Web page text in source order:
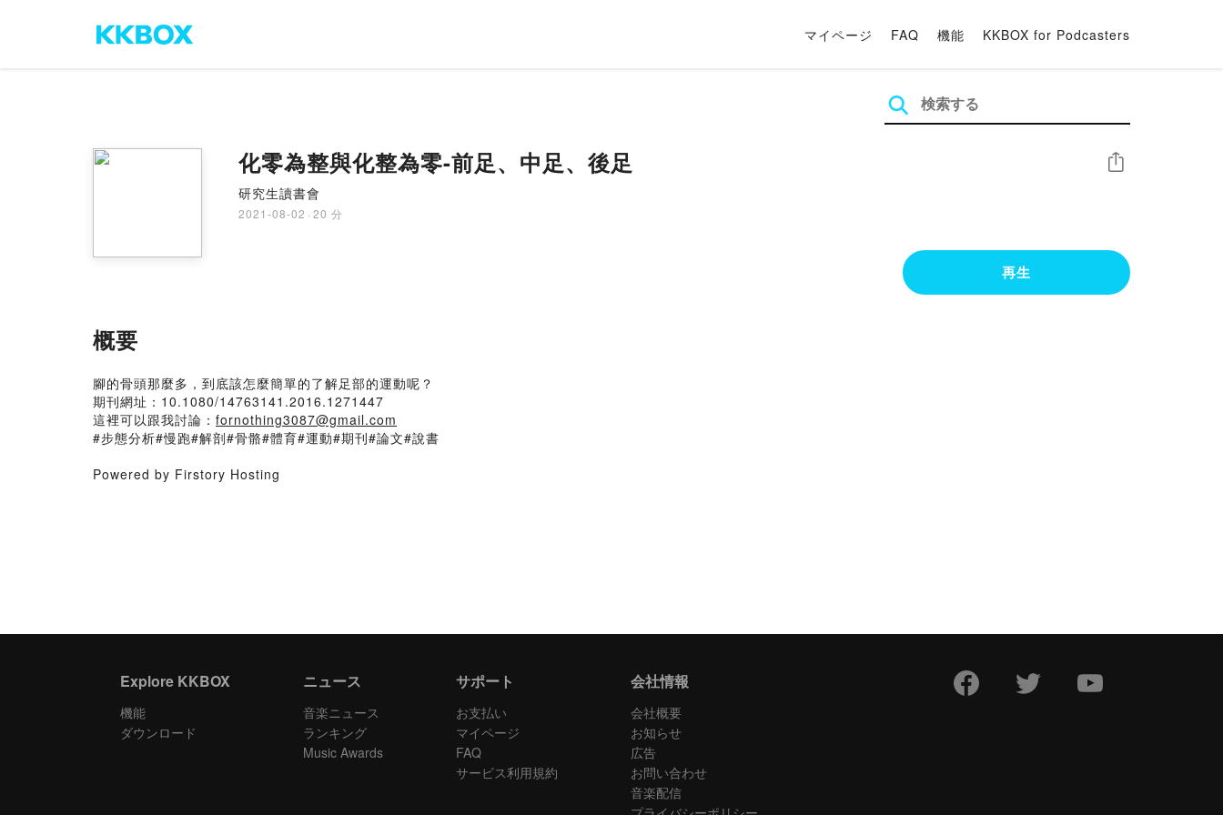
マイページ FAQ 機能 KKBOX for Podcasters
化零為整與化整為零-前足、中足、後足
研究生讀書會
2021-08-02 · 20 分
シェア
再生
概要
腳的骨頭那麼多，到底該怎麼簡單的了解足部的運動呢？
期刊網址：10.1080/14763141.2016.1271447
這裡可以跟我討論： fornothing3087@gmail.com
#步態分析#慢跑#解剖#骨骼#體育#運動#期刊#論文#說書
Powered by Firstory Hosting
Explore KKBOX
機能
ダウンロード
ニュース
音楽ニュース
ランキング
Music Awards
サポート
お支払い
マイページ
FAQ
サービス利用規約
会社情報
会社概要
お知らせ
広告
お問い合わせ
音楽配信